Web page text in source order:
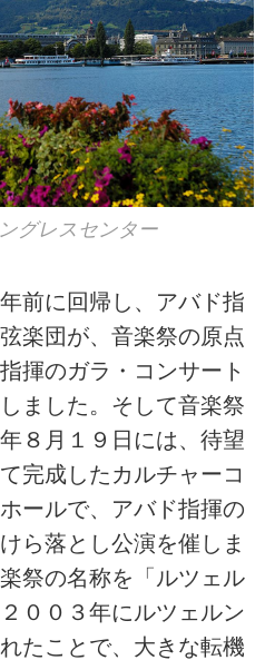
グレスセンター
前に回帰し、アバド指
楽団が、音楽祭の原点
揮のガラ・コンサート
ました。そして音楽祭
８月１９日には、待望
完成したカルチャーコ
ールで、アバド指揮の
ら落とし公演を催しま
祭の名称を「ルツェル
００３年にルツェルン
たことで、大きな転機